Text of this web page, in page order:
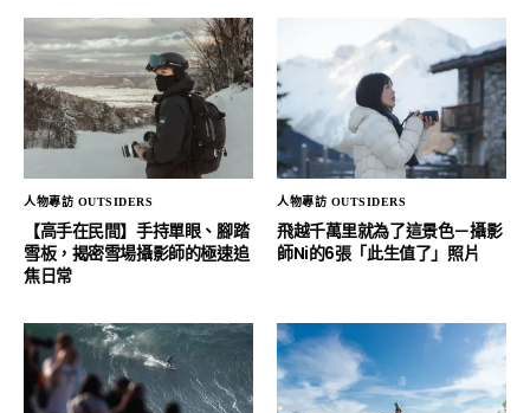
人物專訪 OUTSIDERS
【高手在民間】手持單眼、腳踏
雪板，揭密雪場攝影師的極速追
焦日常
人物專訪 OUTSIDERS
飛越千萬里就為了這景色－攝影
師Ni的6張「此生值了」照片